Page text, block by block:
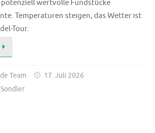
wertvolle Fundstücke
Temperaturen steigen, das Wetter ist
Tour.
Team
17. Juli 2026